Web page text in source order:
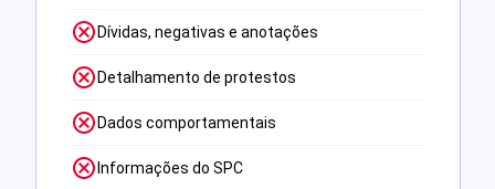
Dívidas, negativas e anotações
Detalhamento de protestos
Dados comportamentais
Informações do SPC